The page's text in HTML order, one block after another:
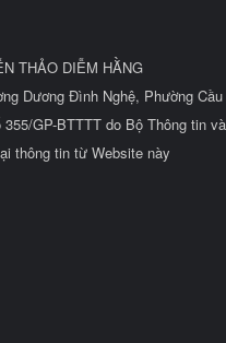
THẢO DIỄM HẰNG
Dương Đình Nghệ, Phường
GP-BTTTT do Bộ Thông tin
thông tin từ Website này